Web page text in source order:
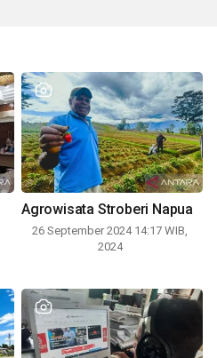
Agrowisata Stroberi Napua
26 September 2024 14:17 WIB,
2024